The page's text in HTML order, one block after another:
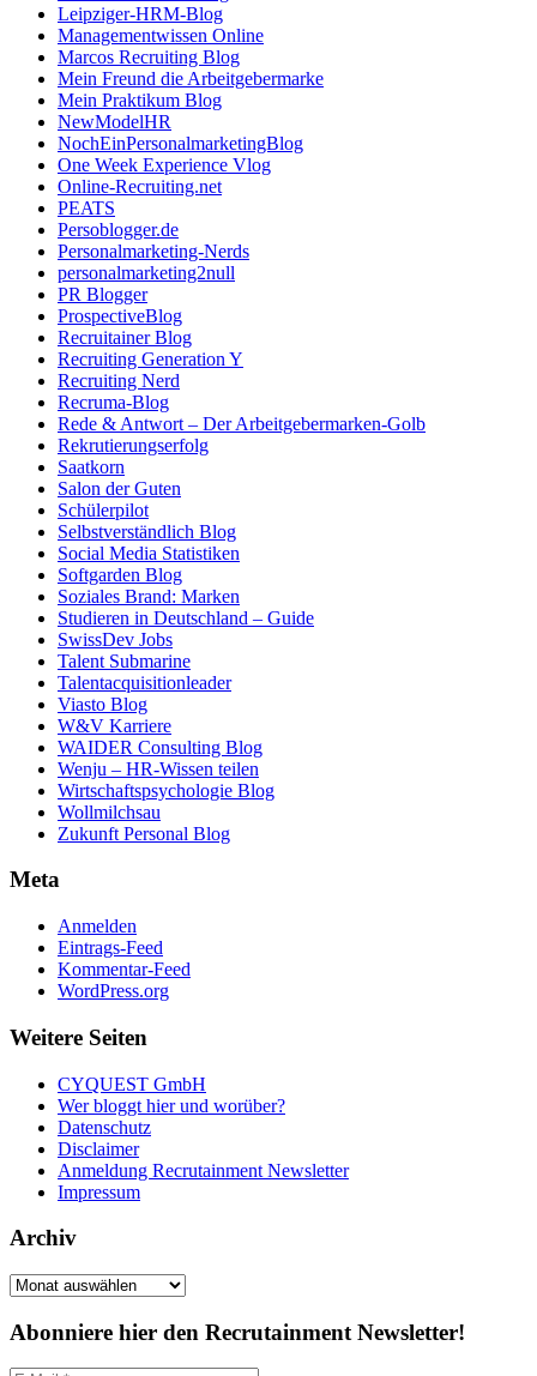
Leipziger-HRM-Blog
Managementwissen Online
Marcos Recruiting Blog
Mein Freund die Arbeitgebermarke
Mein Praktikum Blog
NewModelHR
NochEinPersonalmarketingBlog
One Week Experience Vlog
Online-Recruiting.net
PEATS
Persoblogger.de
Personalmarketing-Nerds
personalmarketing2null
PR Blogger
ProspectiveBlog
Recruitainer Blog
Recruiting Generation Y
Recruiting Nerd
Recruma-Blog
Rede & Antwort – Der Arbeitgebermarken-Golb
Rekrutierungserfolg
Saatkorn
Salon der Guten
Schülerpilot
Selbstverständlich Blog
Social Media Statistiken
Softgarden Blog
Soziales Brand: Marken
Studieren in Deutschland – Guide
SwissDev Jobs
Talent Submarine
Talentacquisitionleader
Viasto Blog
W&V Karriere
WAIDER Consulting Blog
Wenju – HR-Wissen teilen
Wirtschaftspsychologie Blog
Wollmilchsau
Zukunft Personal Blog
Meta
Anmelden
Eintrags-Feed
Kommentar-Feed
WordPress.org
Weitere Seiten
CYQUEST GmbH
Wer bloggt hier und worüber?
Datenschutz
Disclaimer
Anmeldung Recrutainment Newsletter
Impressum
Archiv
Archiv
Abonniere hier den Recrutainment Newsletter!